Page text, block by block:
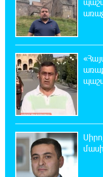
ԼՀԿ-ն
Բ-ի և
հետապնդումը
Սարյան
պայթյունի
տղամարդը
«Այրվածքաբանության
դրություն
պատճառով